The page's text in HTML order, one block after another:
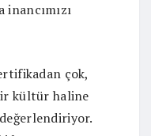
çok,
kültür haline